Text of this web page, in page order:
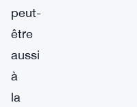
peut-
être
aussi
à
la